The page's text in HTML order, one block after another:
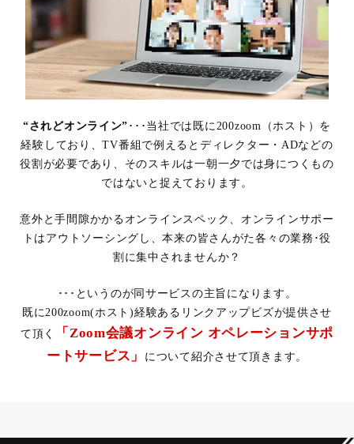
“されどオンライン”･･･当社では既に200zoom（ホスト）を
経験しており、TV番組で例えるとディレクター・ADなどの
役割が必要であり、 そのスキルは一朝一夕では身につくもの
ではないと捉えております。
意外と手間隙かかるオンラインスペック、オンラインサポー
トはアウトソーシングし、本来の皆さんがた各々の業務･役
割に集中されませんか？
･･･というのが同サービスの主旨になります。
既に200zoom(ホスト)経験あるリンクアップビズが提供させ
て頂く
「Zoom会議オンライン オペレーションサポ
ートサービス」
について紹介させて頂きます。